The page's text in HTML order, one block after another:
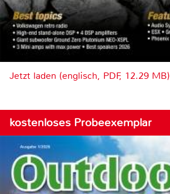
Jetzt laden (englisch, PDF, 12.29 MB)
kostenloses Probeexemplar